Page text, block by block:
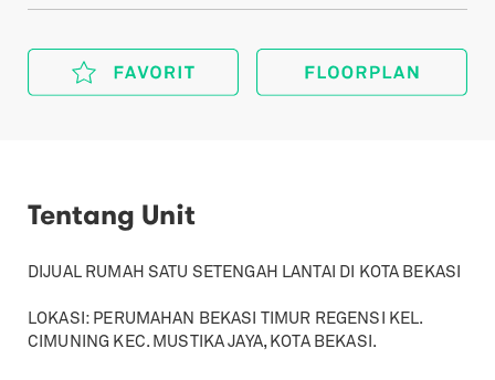
Tentang Unit
DIJUAL RUMAH SATU SETENGAH LANTAI DI KOTA BEKASI
LOKASI: PERUMAHAN BEKASI TIMUR REGENSI KEL.
CIMUNING KEC. MUSTIKA JAYA, KOTA BEKASI.